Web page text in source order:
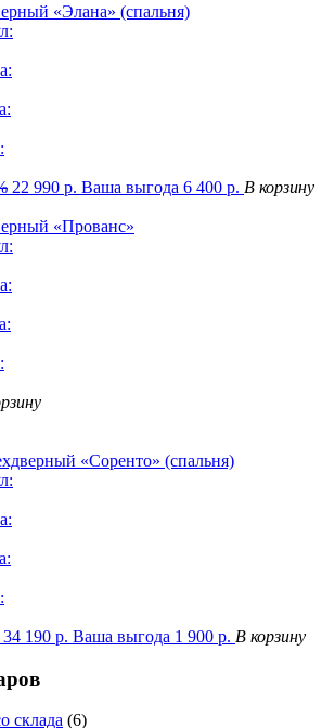
«Элана» (спальня)
22 990 р. Ваша выгода 6 400 р. В корзину
«Прованс»
«Соренто» (спальня)
34 190 р. Ваша выгода 1 900 р. В корзину
склада (6)